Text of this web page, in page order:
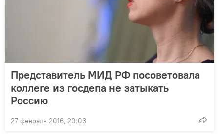
Представитель МИД РФ посоветовала
коллеге из госдепа не затыкать
Россию
27 февраля 2016, 20:03